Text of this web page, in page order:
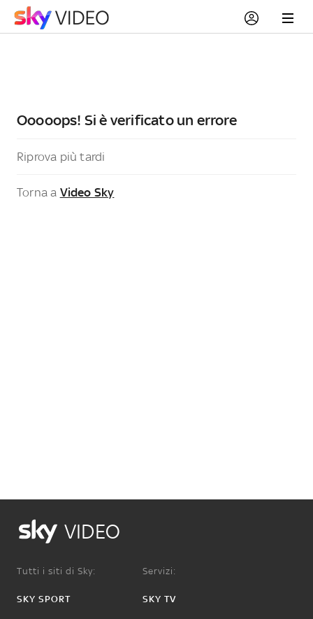
Ooooops! Si è verificato un errore
Riprova più tardi
Torna a Video Sky
VIDEO
Tutti i siti di Sky:
SKY SPORT
Servizi:
SKY TV